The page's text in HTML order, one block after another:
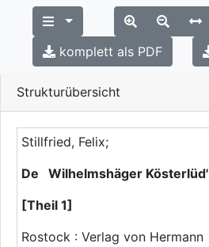
Strukturübersicht
Stillfried, Felix;
De Wilhelmshäger Kösterlüd'
[Theil 1]
Rostock : Verlag von Hermann
komplett als PDF